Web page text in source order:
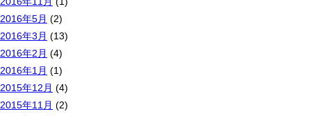
2016年5月 (2)
2016年3月 (13)
2016年2月 (4)
2016年1月 (1)
2015年12月 (4)
2015年11月 (2)